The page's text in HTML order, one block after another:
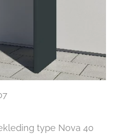
type Nova 40